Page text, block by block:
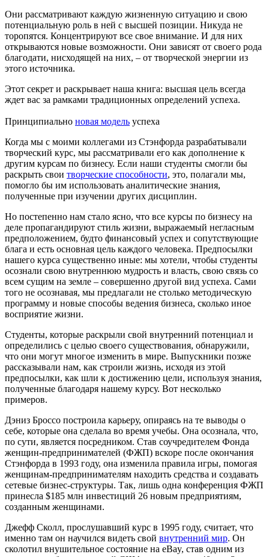
Они рассматривают каждую жизненную ситуацию и свою
потенциальную роль в ней с высшей позиции. Никуда не
торопятся. Концентрируют все свое внимание. И для них
открываются новые возможности. Они зависят от своего рода
благодати, нисходящей на них, – от творческой энергии из
этого источника.
Этот секрет и раскрывает наша книга: высшая цель всегда
ждет вас за рамками традиционных определений успеха.
Принципиально новая модель успеха
Когда мы с моими коллегами из Стэнфорда разрабатывали
творческий курс, мы рассматривали его как дополнение к
другим курсам по бизнесу. Если наши студенты смогли бы
раскрыть свои творческие способности, это, полагали мы,
помогло бы им использовать аналитические знания,
полученные при изучении других дисциплин.
Но постепенно нам стало ясно, что все курсы по бизнесу на
деле пропагандируют стиль жизни, выражаемый негласным
предположением, будто финансовый успех и сопутствующие
блага и есть основная цель каждого человека. Предпосылки
нашего курса существенно иные: мы хотели, чтобы студенты
осознали свою внутреннюю мудрость и власть, свою связь со
всем сущим на земле – совершенно другой вид успеха. Сами
того не осознавая, мы предлагали не столько методическую
программу и новые способы ведения бизнеса, сколько иное
восприятие жизни.
Студенты, которые раскрыли свой внутренний потенциал и
определились с целью своего существования, обнаружили,
что они могут многое изменить в мире. Выпускники позже
рассказывали нам, как строили жизнь, исходя из этой
предпосылки, как шли к достижению цели, используя знания,
полученные благодаря нашему курсу. Вот несколько
примеров.
Дэниз Броссо построила карьеру, опираясь на те выводы о
себе, которые она сделала во время учебы. Она осознала, что,
по сути, является посредником. Став соучредителем Фонда
женщин-предпринимателей (ФЖП) вскоре после окончания
Стэнфорда в 1993 году, она изменила правила игры, помогая
женщинам-предпринимателям находить средства и создавать
сетевые бизнес-структуры. Так, лишь одна конференция ФЖП
принесла $185 млн инвестиций 26 новым предприятиям,
созданным женщинами.
Джефф Сколл, прослушавший курс в 1995 году, считает, что
именно там он научился видеть свой внутренний мир. Он
сколотил внушительное состояние на eBay, став одним из